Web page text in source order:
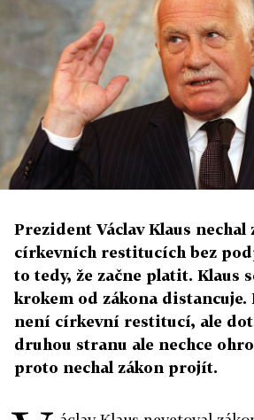
Prezident Václav Klaus nechal
církevních restitucích bez
to tedy, že začne platit. Klaus
krokem od zákona distancuje.
není církevní restitucí, ale
druhou stranu ale nechce
proto nechal zákon projít.